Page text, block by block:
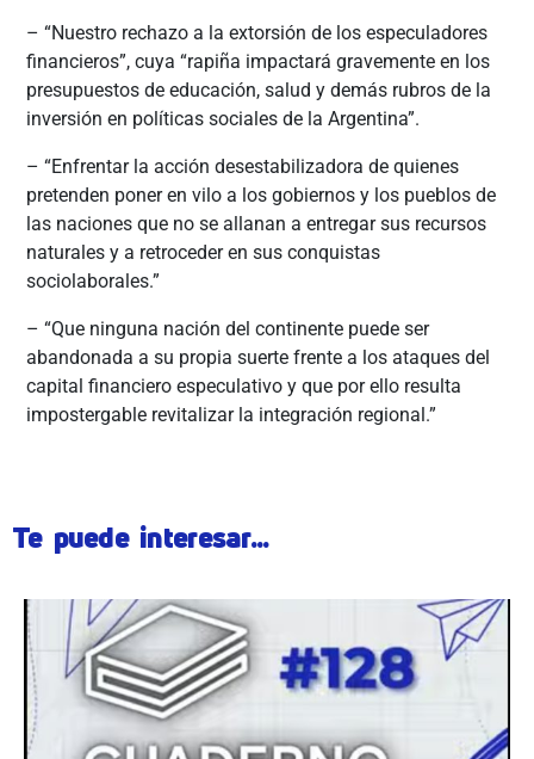
– “Nuestro rechazo a la extorsión de los especuladores
financieros”, cuya “rapiña impactará gravemente en los
presupuestos de educación, salud y demás rubros de la
inversión en políticas sociales de la Argentina”.
– “Enfrentar la acción desestabilizadora de quienes
pretenden poner en vilo a los gobiernos y los pueblos de
las naciones que no se allanan a entregar sus recursos
naturales y a retroceder en sus conquistas
sociolaborales.”
– “Que ninguna nación del continente puede ser
abandonada a su propia suerte frente a los ataques del
capital financiero especulativo y que por ello resulta
impostergable revitalizar la integración regional.”
Te puede interesar...